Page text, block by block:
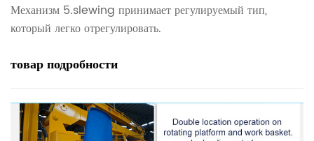
Механизм 5.slewing принимает регулируемый тип,
который легко отрегулировать.
товарподробности